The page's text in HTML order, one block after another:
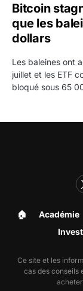
Bitcoin
que les
dollars
Les baleines ont
juillet et les ETF
bloqué sous 65
🏠︎ Académie
Ce site et les
cas des conseils